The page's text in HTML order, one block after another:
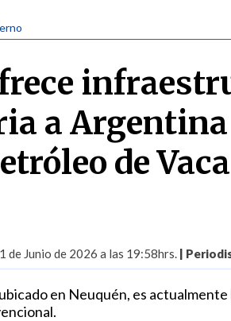
a
de
de Junio de 2026 a las 19:58hrs. |
en Neuquén, es